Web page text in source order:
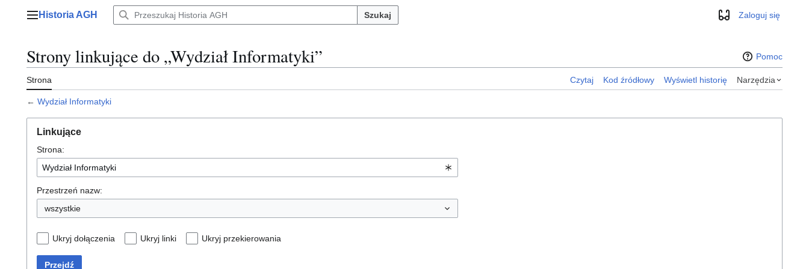
Menu główne
Historia AGH Szukaj WyglądZaloguj się
Strony linkujące do „Wydział Informatyki” Pomoc
Strona Czytaj Kod źródłowy Wyświetl historię Narzędzia
← Wydział Informatyki
Linkujące
Strona:
Przestrzeń nazw:
wszystkie
Ukryj dołączenia Ukryj linki Ukryj przekierowania
Przejdź